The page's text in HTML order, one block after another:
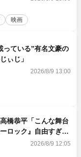
映画
っている”有名文豪の
ぃじ」
2026/8/9 13:00
橋恭平「こんな舞台
ロック』自由すぎる
2026/8/9 12:05